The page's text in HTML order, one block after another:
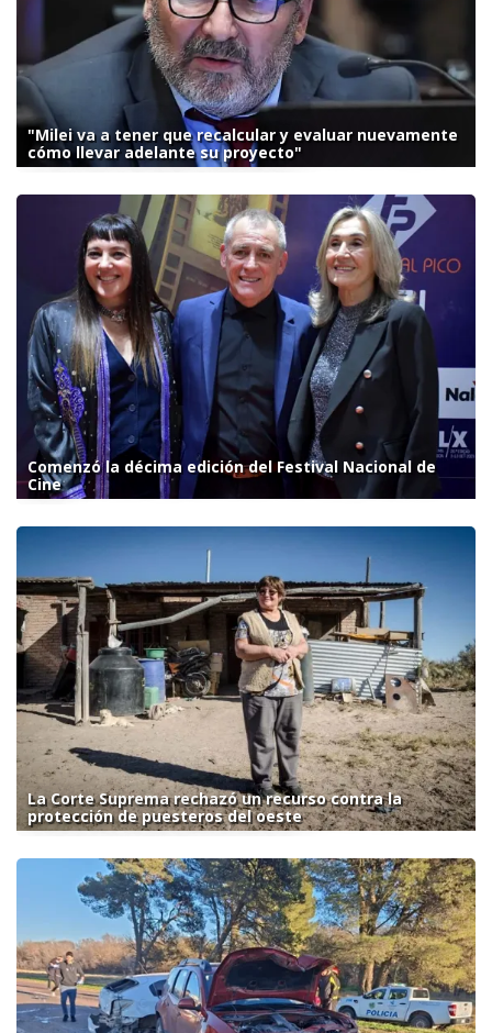
"Milei va a tener que recalcular y evaluar nuevamente
cómo llevar adelante su proyecto"
Comenzó la décima edición del Festival Nacional de
Cine
La Corte Suprema rechazó un recurso contra la
protección de puesteros del oeste